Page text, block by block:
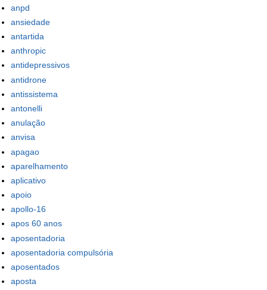
anpd
ansiedade
antartida
anthropic
antidepressivos
antidrone
antissistema
antonelli
anulação
anvisa
apagao
aparelhamento
aplicativo
apoio
apollo-16
apos 60 anos
aposentadoria
aposentadoria compulsória
aposentados
aposta